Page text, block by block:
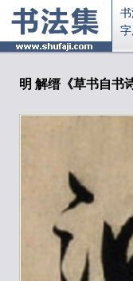
明 解缙《草书自书